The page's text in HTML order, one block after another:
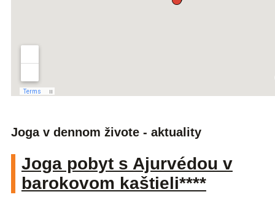
Joga v dennom živote - aktuality
Joga pobyt s Ajurvédou v
barokovom kaštieli****